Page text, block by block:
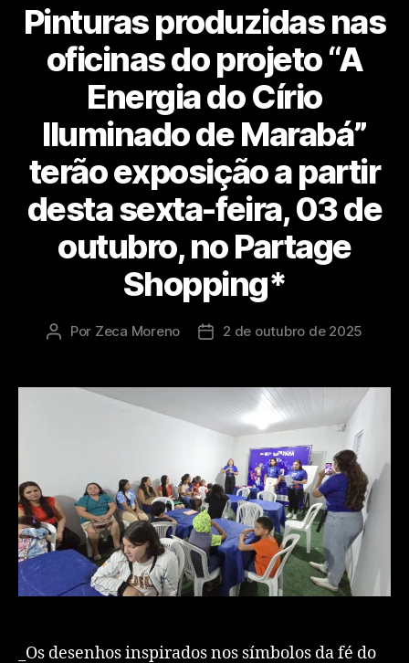
Pinturas produzidas nas
oficinas do projeto “A
Energia do Círio
Iluminado de Marabá”
terão exposição a partir
desta sexta-feira, 03 de
outubro, no Partage
Shopping*
Por Zeca Moreno 2 de outubro de 2025
_Os desenhos inspirados nos símbolos da fé do